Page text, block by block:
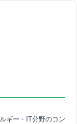
ギー・IT分野のコン